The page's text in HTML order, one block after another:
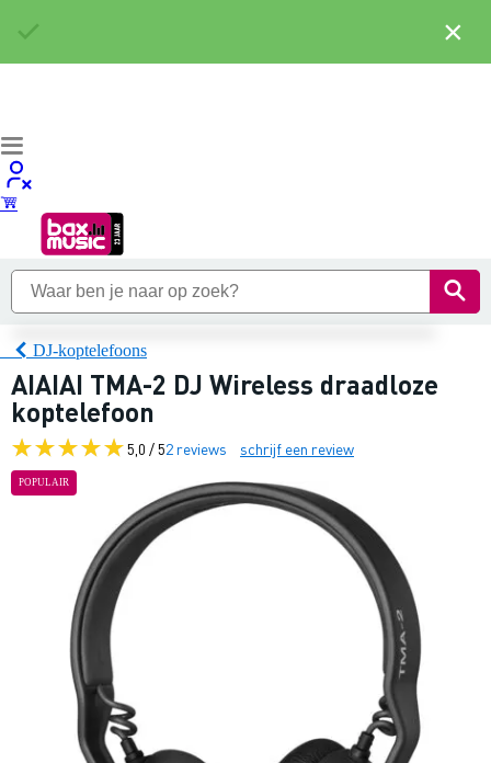
DJ-koptelefoons
AIAIAI TMA-2 DJ Wireless draadloze
koptelefoon
5,0 / 52 reviews schrijf een review
POPULAIR
×